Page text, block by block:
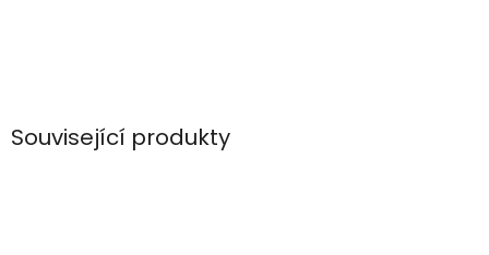
Související produkty